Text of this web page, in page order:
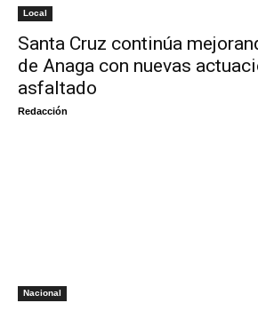
Local
Santa Cruz continúa
de Anaga con nuevas
asfaltado
Redacción
Nacional